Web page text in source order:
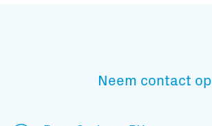
Neem contact op